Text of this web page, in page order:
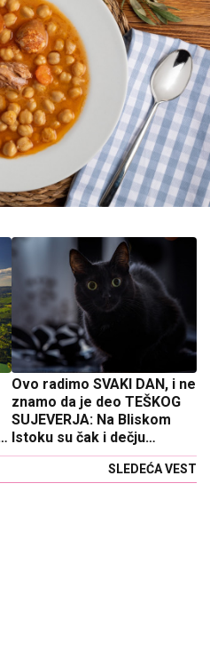
Ovo radimo SVAKI DAN, i ne
znamo da je deo TEŠKOG
SUJEVERJA: Na Bliskom
Istoku su čak i dečju
igračku ZABRANILI zbog
ovog verovanjaSLEDEĆA VEST